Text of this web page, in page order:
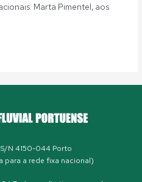
Marta Pimentel, aos
N 4150-044 Porto
para a rede fixa nacional)